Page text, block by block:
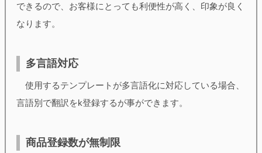
できるので、お客様にとっても利便性が高く、印象が良く
なります。
多言語対応
使用するテンプレートが多言語化に対応している場合、
言語別で翻訳をk登録するが事ができます。
商品登録数が無制限